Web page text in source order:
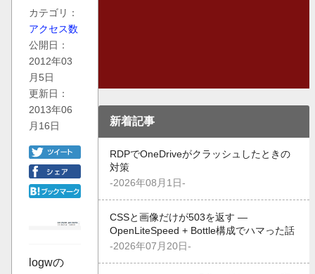
カテゴリ：
アクセス数
公開日：
2012年03
月5日
更新日：
2013年06
月16日
logwの
新着記事
RDPでOneDriveがクラッシュしたときの
対策
-2026年08月1日-
CSSと画像だけが503を返す —
OpenLiteSpeed + Bottle構成でハマった話
-2026年07月20日-